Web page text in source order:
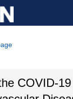
COVID-